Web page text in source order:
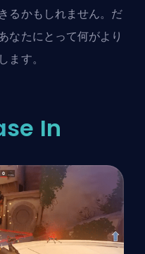
るかもしれません。だ
なたにとって何がより
す。
In